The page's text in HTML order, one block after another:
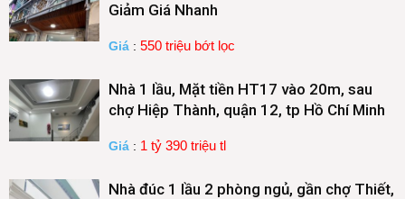
Giảm Giá Nhanh
Giá : 550 triệu bớt lọc
Nhà 1 lầu, Mặt tiền HT17 vào 20m, sau
chợ Hiệp Thành, quận 12, tp Hồ Chí Minh
Giá : 1 tỷ 390 triệu tl
Nhà đúc 1 lầu 2 phòng ngủ, gần chợ Thiết,